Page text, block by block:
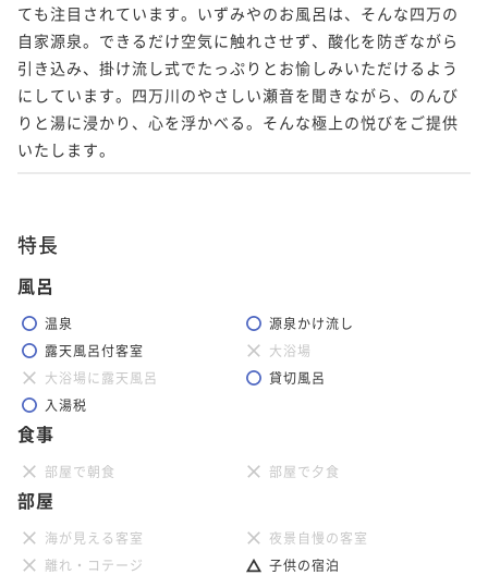
ても注目されています。いずみやのお風呂は、そんな四万の
自家源泉。できるだけ空気に触れさせず、酸化を防ぎながら
引き込み、掛け流し式でたっぷりとお愉しみいただけるよう
にしています。四万川のやさしい瀬音を聞きながら、のんび
りと湯に浸かり、心を浮かべる。そんな極上の悦びをご提供
いたします。
特長
風呂
温泉
源泉かけ流し
露天風呂付客室
大浴場
大浴場に露天風呂
貸切風呂
入湯税
食事
部屋で朝食 部屋で夕食
部屋
海が見える客室
夜景自慢の客室
離れ・コテージ
子供の宿泊